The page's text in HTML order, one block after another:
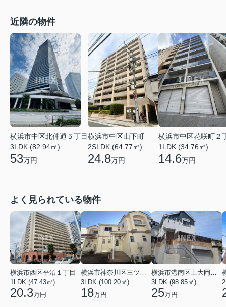
近隣の物件
横浜市中区北仲通５丁目
3LDK (82.94㎡)
53万円
横浜市中区山下町
2SLDK (64.77㎡)
24.8万円
横浜市中区花咲町２
1LDK (34.76㎡)
14.6万円
よく見られている物件
横浜市西区平沼１丁目
1LDK (47.43㎡)
20.3万円
横浜市神奈川区三ツ沢上町
3LDK (100.20㎡)
18万円
横浜市港南区上大岡東２丁目
3LDK (98.85㎡)
25万円